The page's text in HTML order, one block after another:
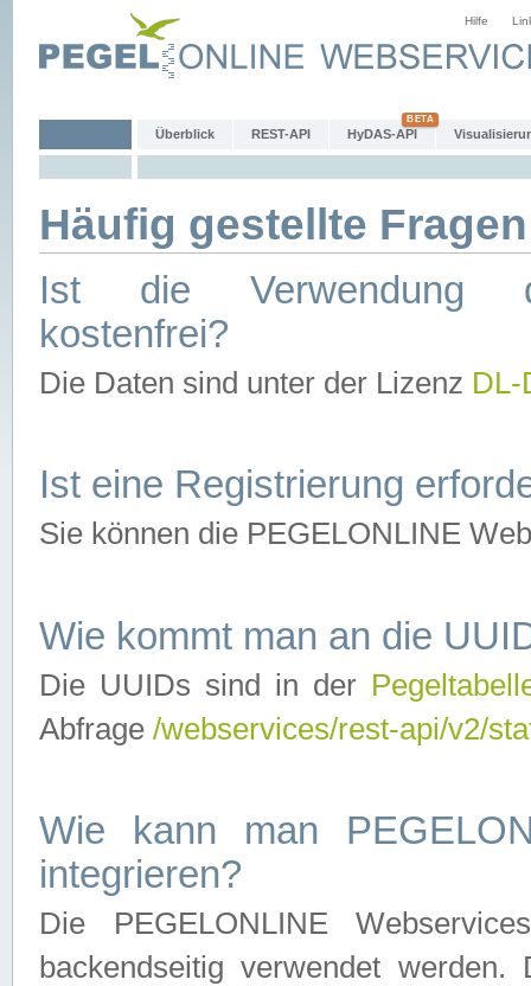
Hilfe
Überblick REST-API HyDAS-API
Häufig gestellte
Ist die Verwendung
kostenfrei?
Die Daten sind unter der Lizenz
Ist eine Registrierung
Sie können die PEGELONLINE
Wie kommt man an die
Die UUIDs sind in der
Abfrage /webservices/rest-api/v2/
Wie kann man
integrieren?
Die PEGELONLINE
backendseitig verwendet